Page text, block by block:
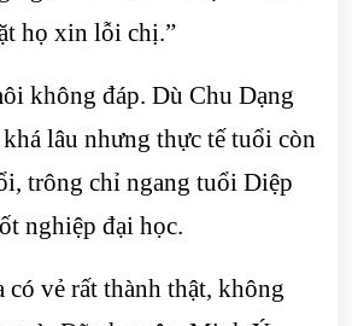
họ xin lỗi chị.”
không đáp. Dù Chu Dạng
lâu nhưng thực tế tuổi còn
trông chỉ ngang tuổi Diệp
nghiệp đại học.
có vẻ rất thành thật, không